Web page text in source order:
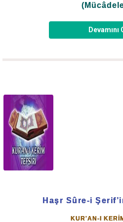
Aleyhisselâm’a olan
kerim’inde açıkça haber vermiştir.
Kullarına karşı çok şefkatli, çok
şeytanın düşmanlığından
şöyle buyuruyor:
dosdoğru yoldur.’ diye
Devamını
Haşr Sûre-i
KUR'AN-I